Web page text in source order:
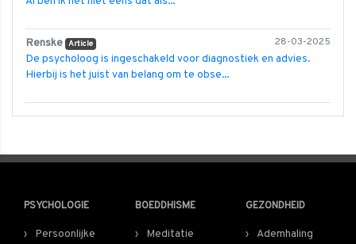
28-03-2025
Renske Article
De psycholoog is ingeschakeld voor diagnostiek en advies.
Hierbij is het juist van belang om te obse...
PSYCHOLOGIE
Persoonlijke
BOEDDHISME
Meditatie
GEZONDHEID
Ademhaling